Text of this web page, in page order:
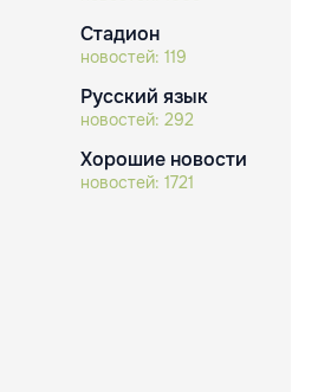
Стадион
новостей: 119
Русский язык
новостей: 292
Хорошие новости
новостей: 1721